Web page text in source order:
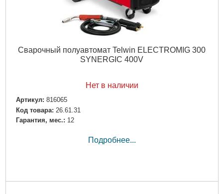
Сварочный полуавтомат Telwin ELECTROMIG 300
SYNERGIC 400V
Нет в наличии
Артикул: 816065
Код товара: 26.61.31
Гарантия, мес.: 12
Подробнее...